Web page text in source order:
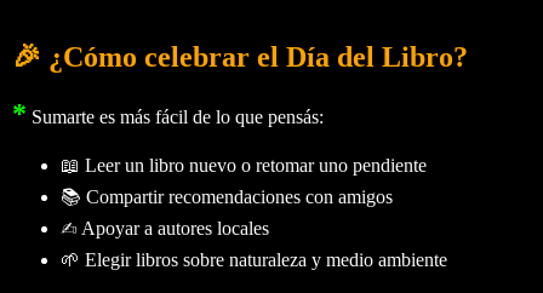
🎉 ¿Cómo celebrar el Día del Libro?
* Sumarte es más fácil de lo que pensás:
📖 Leer un libro nuevo o retomar uno pendiente
📚 Compartir recomendaciones con amigos
✍️ Apoyar a autores locales
🌱 Elegir libros sobre naturaleza y medio ambiente